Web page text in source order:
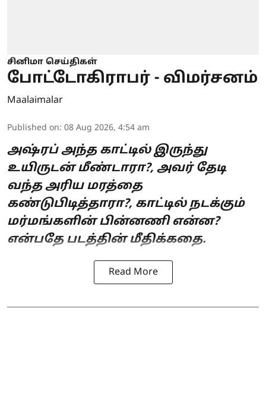
சினிமா செய்திகள்
போட்டோகிராபர் - விமர்சனம்
Maalaimalar
Published on: 08 Aug 2026, 4:54 am
அஷ்ரப் அந்த காட்டில் இருந்து
உயிருடன் மீண்டாரா?, அவர் தேடி
வந்த அரிய மரத்தை
கண்டுபிடித்தாரா?, காட்டில் நடக்கும்
மர்மங்களின் பின்னணி என்ன?
என்பதே படத்தின் மீதிக்கதை.
Read More